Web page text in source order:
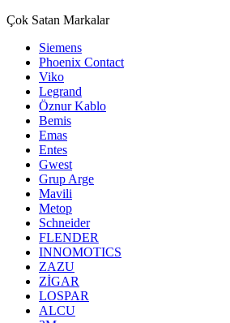
Çok Satan Markalar
Siemens
Phoenix Contact
Viko
Legrand
Öznur Kablo
Bemis
Emas
Entes
Gwest
Grup Arge
Mavili
Metop
Schneider
FLENDER
INNOMOTICS
ZAZU
ZİGAR
LOSPAR
ALCU